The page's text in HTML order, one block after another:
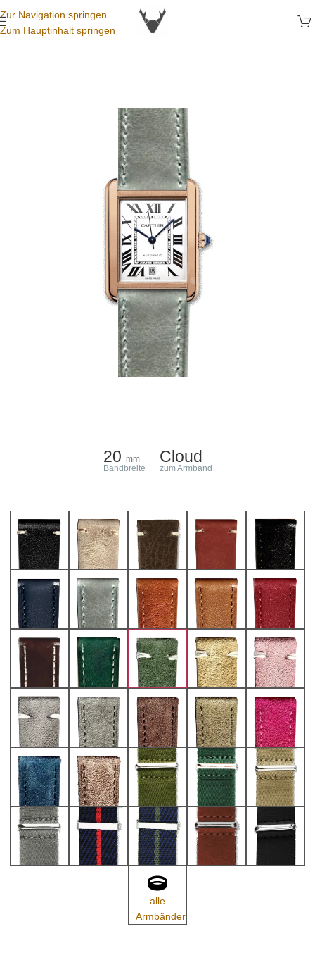
Zur Navigation springen
Zum Hauptinhalt springen
20 mm
Bandbreite
Cloud
zum Armband
alle
Armbänder